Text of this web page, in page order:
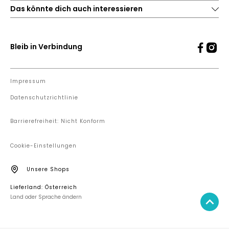
Das könnte dich auch interessieren
Bleib in Verbindung
Impressum
Datenschutzrichtlinie
Barrierefreiheit: Nicht Konform
Cookie-Einstellungen
Unsere Shops
Lieferland: Österreich
Land oder Sprache ändern